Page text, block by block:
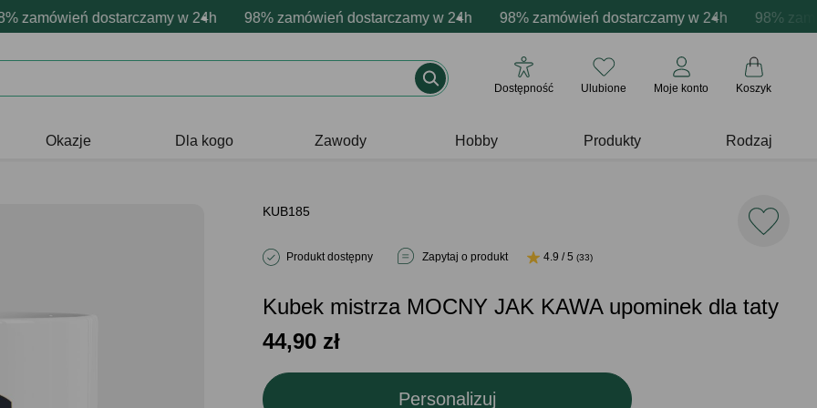
zamówień dostarczamy w 24h 98% zamówień dostarczamy w 24h 98% zamówień dostarczamy w 24h 98%
produktów Profesjonalna i darmowa personalizacja produktów Profesjonalna i darmowa personalizacja
emocje - zawsze udane prezenty Prezentujemy pozytywne emocje - zawsze udane prezenty Prezentujemy
Dostępność Ulubione Moje konto Koszyk
Okazje Dla kogo Zawody Hobby Produkty Rodzaj
KUB185
Produkt dostępny Zapytaj o produkt 4.9 / 5(33)
Kubek mistrza MOCNY JAK KAWA upominek dla taty
44,90 zł
Personalizuj